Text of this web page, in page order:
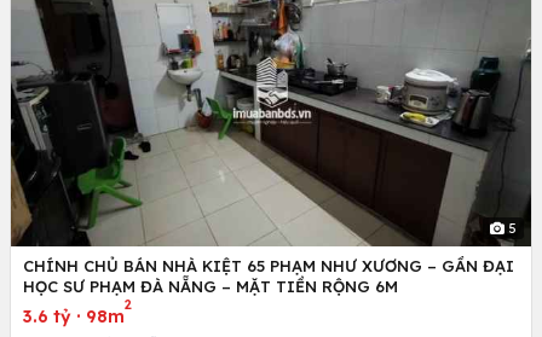
5
CHÍNH CHỦ BÁN NHÀ KIỆT 65 PHẠM NHƯ XƯƠNG – GẦN ĐẠI
HỌC SƯ PHẠM ĐÀ NẴNG – MẶT TIỀN RỘNG 6M
3.6 tỷ · 98m
2